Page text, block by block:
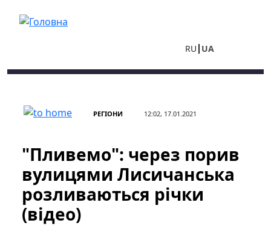
RU UA
РЕГІОНИ 12:02, 17.01.2021
"Пливемо": через порив
вулицями Лисичанська
розливаються річки
(відео)